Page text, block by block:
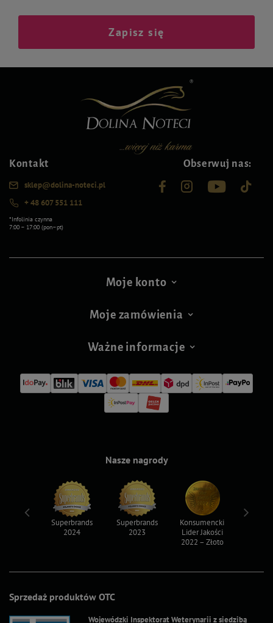
Zapisz się
Kontakt
sklep@dolina-noteci.pl
+ 48 607 551 111
*Infolinia czynna
7:00 – 17:00 (pon–pt)
Obserwuj nas:
Moje konto
Moje zamówienia
Ważne informacje
Sprzedaż produktów OTC
Wojewódzki Inspektorat Weterynarii z siedzibą
Nasze nagrody
Superbrands
2024
Superbrands
2023
Konsumencki
Lider Jakości
2022 – Złoto